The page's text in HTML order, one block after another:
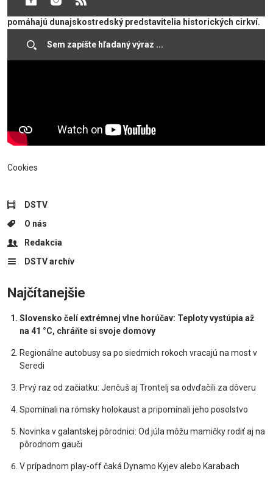
pomáhajú dunajskostredský predstavitelia historických cirkví.
Cookies
DSTV
O nás
Redakcia
DSTV archív
Najčítanejšie
Slovensko čelí extrémnej vlne horúčav: Teploty vystúpia až
na 41 °C, chráňte si svoje domovy
Regionálne autobusy sa po siedmich rokoch vracajú na most v
Seredi
Prvý raz od začiatku: Jenčuš aj Trontelj sa odvďačili za dôveru
Spomínali na rómsky holokaust a pripomínali jeho posolstvo
Novinka v galantskej pôrodnici: Od júla môžu mamičky rodiť aj na
pôrodnom gauči
V prípadnom play-off čaká Dynamo Kyjev alebo Karabach